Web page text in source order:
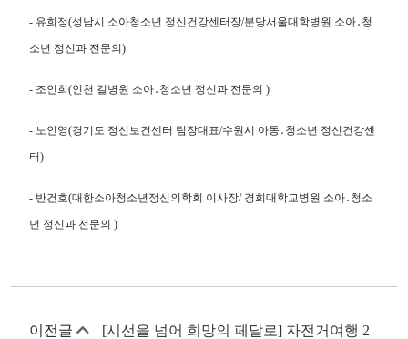
- 유희정(성남시 소아청소년 정신건강센터장/분당서울대학병원 소아․청
소년 정신과 전문의)
- 조인희(인천 길병원 소아․청소년 정신과 전문의 )
- 노인영(경기도 정신보건센터 팀장대표/수원시 아동․청소년 정신건강센
터)
- 반건호(대한소아청소년정신의학회 이사장/ 경희대학교병원 소아․청소
년 정신과 전문의 )
이전글
[시선을 넘어 희망의 페달로] 자전거여행 2